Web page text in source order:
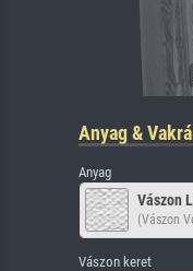
Anyag &
Anyag
Vászon
(Vászon
Vászon keret